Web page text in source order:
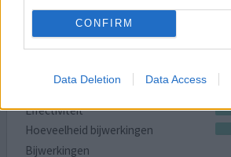
CONFIRM
Data Deletion Data Access
Sertraline
11-01-2025 | Vrouw | 31
Angst & paniekstoornis
Effectiviteit
Hoeveelheid bijwerkingen
Bijwerkingen